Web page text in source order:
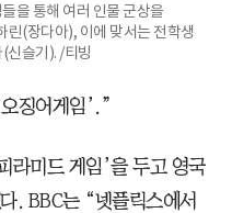
을 통해 여러 인물 군상을
린(장다아), 이에 맞서는 전학생
신슬기). /티빙
징어게임’.”
라미드 게임’을 두고 영국
. BBC는 “넷플릭스에서